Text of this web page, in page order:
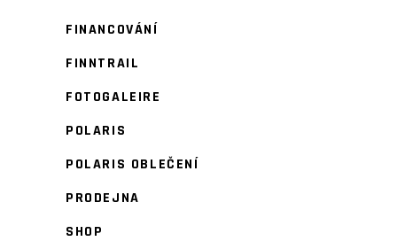
FINANCOVÁNÍ
FINNTRAIL
FOTOGALEIRE
POLARIS
POLARIS OBLEČENÍ
PRODEJNA
SHOP